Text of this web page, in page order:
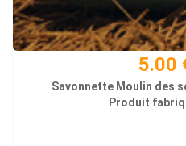
5.00
Savonnette Moulin des
Produit